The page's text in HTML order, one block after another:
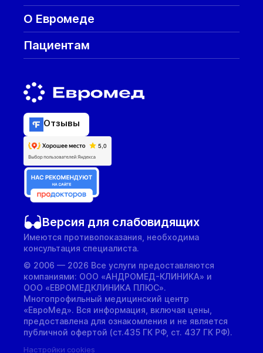
О Евромеде
Пациентам
Отзывы
Версия для слабовидящих
Имеются противопоказания, необходима
консультация специалиста.
© 2006 — 2026 Все услуги предоставляются
компаниями: ООО «АНДРОМЕД-КЛИНИКА» и
ООО «ЕВРОМЕДКЛИНИКА ПЛЮС».
Многопрофильный медицинский центр
«ЕвроМед». Вся информация, включая цены,
предоставлена для ознакомления и не является
публичной офертой (ст.435 ГК РФ, cт. 437 ГК РФ).
Настройки cookies